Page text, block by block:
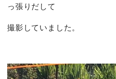
っ張りだして
撮影していました。